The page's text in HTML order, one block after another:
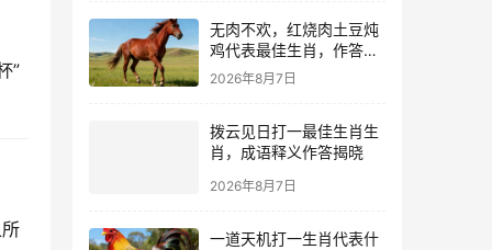
”
无肉不欢，红烧肉土豆炖
鸡代表最佳生肖，作答词
语解释梳理
2026年8月7日
拨云见日打一最佳生肖生
肖，成语释义作答揭晓
2026年8月7日
一道天机打一生肖代表什